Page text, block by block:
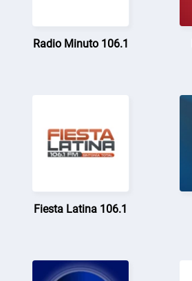
Radio Minuto 106.1
Fiesta Latina 106.1